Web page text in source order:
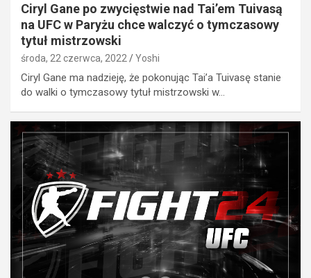
Ciryl Gane po zwycięstwie nad Tai’em Tuivasą
na UFC w Paryżu chce walczyć o tymczasowy
tytuł mistrzowski
środa, 22 czerwca, 2022 Yoshi
Ciryl Gane ma nadzieję, że pokonując Tai’a Tuivasę stanie
do walki o tymczasowy tytuł mistrzowski w…